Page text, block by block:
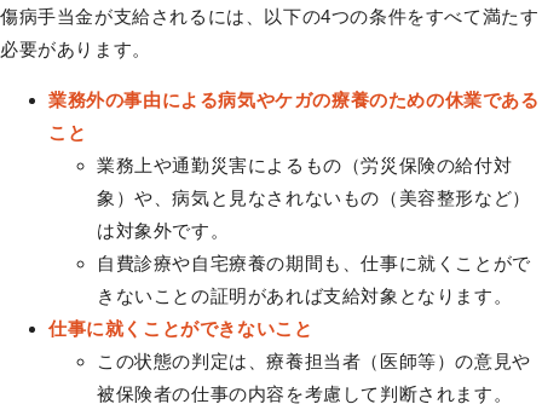
傷病手当金が支給されるには、以下の4つの条件をすべて満たす
必要があります。
業務外の事由による病気やケガの療養のための休業である
こと
業務上や通勤災害によるもの（労災保険の給付対
象）や、病気と見なされないもの（美容整形など）
は対象外です。
自費診療や自宅療養の期間も、仕事に就くことがで
きないことの証明があれば支給対象となります。
仕事に就くことができないこと
この状態の判定は、療養担当者（医師等）の意見や
被保険者の仕事の内容を考慮して判断されます。